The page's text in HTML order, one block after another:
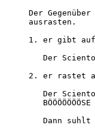
Der
ausrasten.
1. er gibt
Der
2. er rastet
Der
Dann